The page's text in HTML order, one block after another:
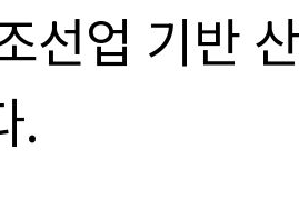
선업 기반
.